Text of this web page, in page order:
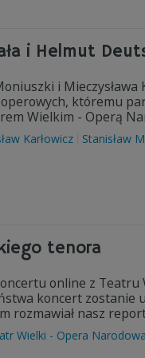
i Helmut
i
któremu
Wielkim - Operą
Karłowicz Stanisław
tenora
online z
koncert zostanie
rozmawiał nasz
Wielki - Opera Narodowa